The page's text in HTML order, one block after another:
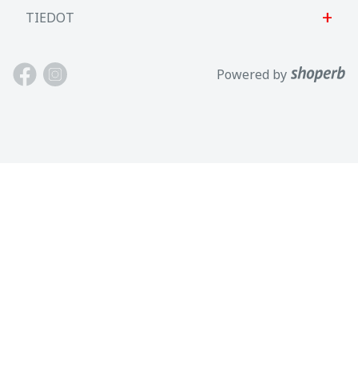
Sanlab OÜ
Harjumaa, 75312, Viro
TIEDOT
Meistä
Ota meihin yhteyttä
Powered by